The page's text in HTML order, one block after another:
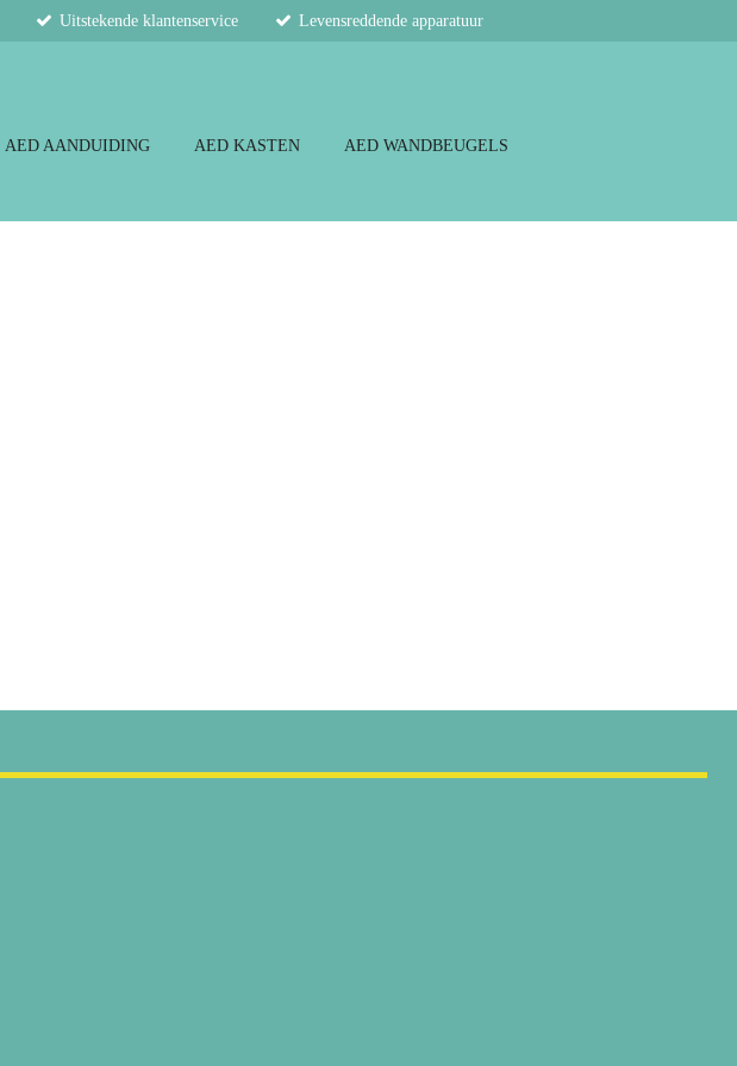
Uitstekende klantenservice Levensreddende apparatuur
AED AANDUIDING AED KASTEN
AED WANDBEUGELS